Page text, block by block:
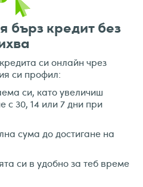
бърз кредит без
си онлайн чрез
си профил:
си, като увеличиш
с 30, 14 или 7 дни при
сума до достигане на
си в удобно за теб време